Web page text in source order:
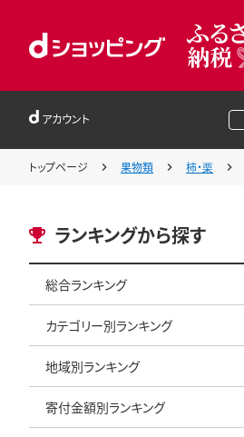
アカウント
トップページ 果物類 柿・栗
ランキングから探す
総合ランキング
カテゴリー別ランキング
地域別ランキング
寄付金額別ランキング